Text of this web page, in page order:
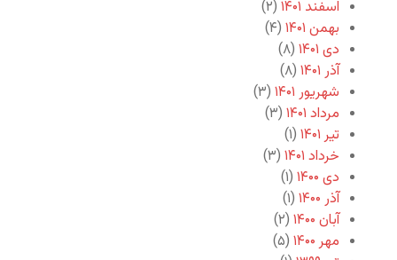
اسفند ۱۴۰۱
(۲)
بهمن ۱۴۰۱
(۴)
دی ۱۴۰۱
(۸)
آذر ۱۴۰۱
(۸)
شهریور ۱۴۰۱
(۳)
مرداد ۱۴۰۱
(۳)
تیر ۱۴۰۱
(۱)
خرداد ۱۴۰۱
(۳)
دی ۱۴۰۰
(۱)
آذر ۱۴۰۰
(۱)
آبان ۱۴۰۰
(۲)
مهر ۱۴۰۰
(۵)